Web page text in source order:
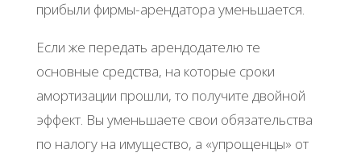
прибыли фирмы-арендатора уменьшается.
Если же передать арендодателю те
основные средства, на которые сроки
амортизации прошли, то получите двойной
эффект. Вы уменьшаете свои обязательства
по налогу на имущество, а «упрощенцы» от